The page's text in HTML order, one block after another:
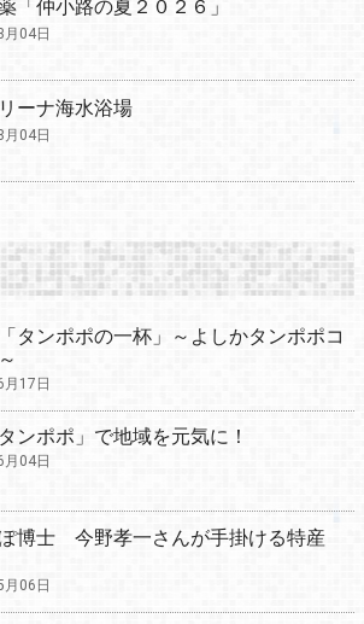
「仲小路の夏２０２６」
04日
ーナ海水浴場
月04日
タンポポの一杯」～よしかタンポポコ
月17日
タンポポ」で地域を元気に！
04日
博士 今野孝一さんが手掛ける特産
月06日